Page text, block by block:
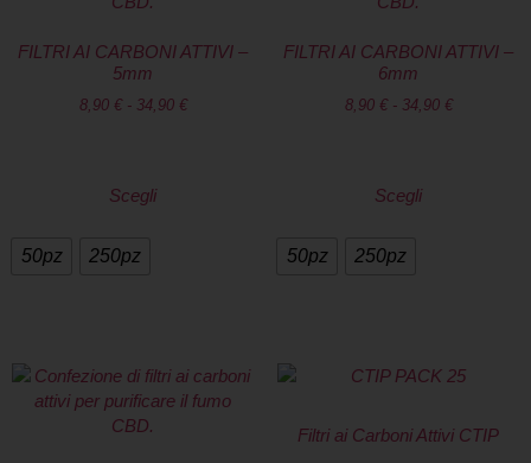
FILTRI AI CARBONI ATTIVI –
5mm
8,90 € - 34,90 €
Scegli
50pz 250pz
FILTRI AI CARBONI ATTIVI –
6mm
8,90 € - 34,90 €
Scegli
50pz 250pz
Filtri ai Carboni Attivi CTIP